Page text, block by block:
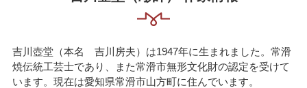
吉川壺堂（本名 吉川房夫）は1947年に生まれました。常滑
焼伝統工芸士であり、また常滑市無形文化財の認定を受けて
います。現在は愛知県常滑市山方町に住んでいます。